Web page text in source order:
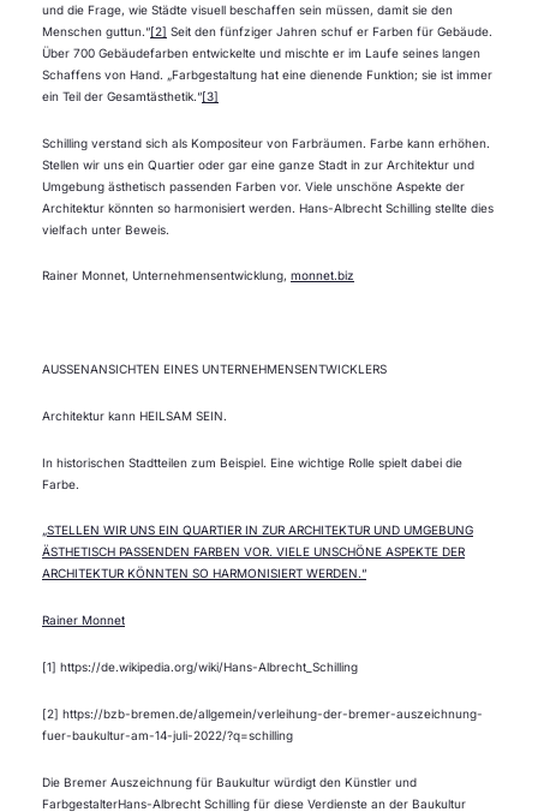
und die Frage, wie Städte visuell beschaffen sein müssen, damit sie den
Menschen guttun.“[2] Seit den fünfziger Jahren schuf er Farben für Gebäude.
Über 700 Gebäudefarben entwickelte und mischte er im Laufe seines langen
Schaffens von Hand. „Farbgestaltung hat eine dienende Funktion; sie ist immer
ein Teil der Gesamtästhetik.“[3]
Schilling verstand sich als Kompositeur von Farbräumen. Farbe kann erhöhen.
Stellen wir uns ein Quartier oder gar eine ganze Stadt in zur Architektur und
Umgebung ästhetisch passenden Farben vor. Viele unschöne Aspekte der
Architektur könnten so harmonisiert werden. Hans-Albrecht Schilling stellte dies
vielfach unter Beweis.
Rainer Monnet, Unternehmensentwicklung, monnet.biz
AUSSENANSICHTEN EINES UNTERNEHMENSENTWICKLERS
Architektur kann HEILSAM SEIN.
In historischen Stadtteilen zum Beispiel. Eine wichtige Rolle spielt dabei die
Farbe.
„STELLEN WIR UNS EIN QUARTIER IN ZUR ARCHITEKTUR UND UMGEBUNG
ÄSTHETISCH PASSENDEN FARBEN VOR. VIELE UNSCHÖNE ASPEKTE DER
ARCHITEKTUR KÖNNTEN SO HARMONISIERT WERDEN.“
Rainer Monnet
[1] https://de.wikipedia.org/wiki/Hans-Albrecht_Schilling
[2] https://bzb-bremen.de/allgemein/verleihung-der-bremer-auszeichnung-
fuer-baukultur-am-14-juli-2022/?q=schilling
Die Bremer Auszeichnung für Baukultur würdigt den Künstler und
FarbgestalterHans-Albrecht Schilling für diese Verdienste an der Baukultur